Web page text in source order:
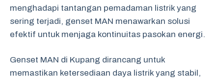
menghadapi tantangan pemadaman listrik yang
sering terjadi, genset MAN menawarkan solusi
efektif untuk menjaga kontinuitas pasokan energi.
Genset MAN di Kupang dirancang untuk
memastikan ketersediaan daya listrik yang stabil,